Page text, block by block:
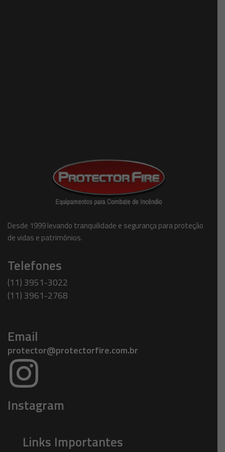
Desde 1999 levando tranquilidade e segurança para proteção
de vidas e patrimônios.
Telefones
(11) 3951-3022
(11) 3961-2768
Email
protector@protectorfire.com.br
Instagram
Links Importantes